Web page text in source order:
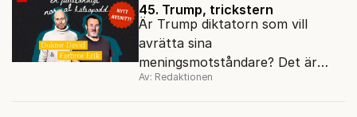
45. Trump, trickstern
Är Trump diktatorn som vill
avrätta sina
meningsmotståndare? Det är
valdag i USA och Erik Hörstadius
Av: Redaktionen